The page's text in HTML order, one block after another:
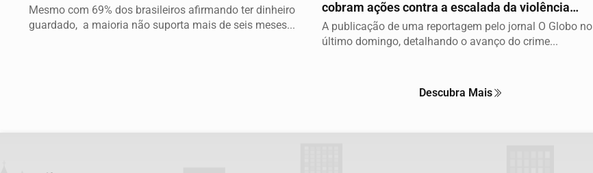
Mesmo com 69% dos brasileiros afirmando ter dinheiro
guardado, a maioria não suporta mais de seis meses...
cobram ações contra a escalada da violência
após...
A publicação de uma reportagem pelo jornal O Globo no
último domingo, detalhando o avanço do crime...
Descubra Mais